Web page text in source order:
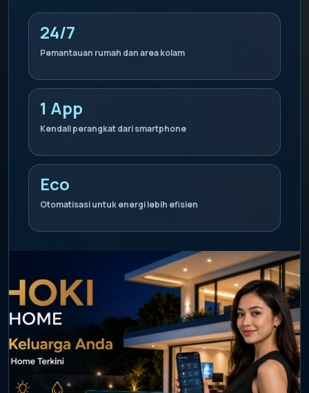
24/7
Pemantauan rumah dan area kolam
1 App
Kendali perangkat dari smartphone
Eco
Otomatisasi untuk energi lebih efisien